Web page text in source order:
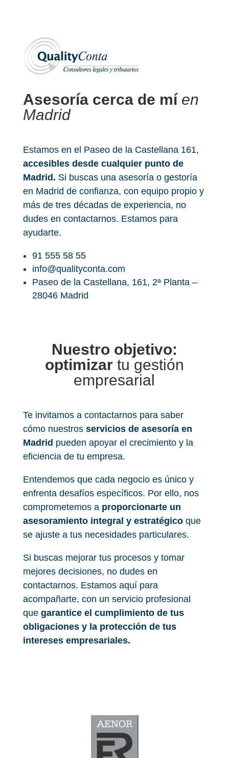
Asesoría cerca de mí en
Madrid
Estamos en el Paseo de la Castellana 161,
accesibles desde cualquier punto de
Madrid. Si buscas una asesoría o gestoría
en Madrid de confianza, con equipo propio y
más de tres décadas de experiencia, no
dudes en contactarnos. Estamos para
ayudarte.
91 555 58 55
info@qualityconta.com
Paseo de la Castellana, 161, 2ª Planta –
28046 Madrid
Nuestro objetivo:
optimizar tu gestión
empresarial
Te invitamos a contactarnos para saber
cómo nuestros servicios de asesoría en
Madrid pueden apoyar el crecimiento y la
eficiencia de tu empresa.
Entendemos que cada negocio es único y
enfrenta desafíos específicos. Por ello, nos
comprometemos a proporcionarte un
asesoramiento integral y estratégico que
se ajuste a tus necesidades particulares.
Si buscas mejorar tus procesos y tomar
mejores decisiones, no dudes en
contactarnos. Estamos aquí para
acompañarte, con un servicio profesional
que garantice el cumplimiento de tus
obligaciones y la protección de tus
intereses empresariales.